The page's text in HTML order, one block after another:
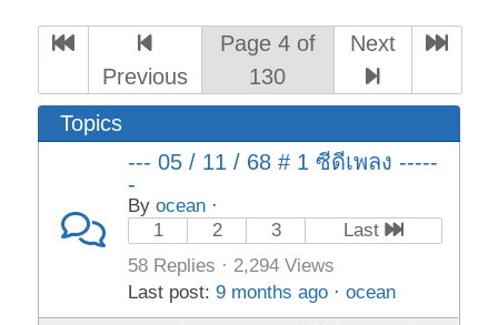
Previous
Page 4 of
130
Next
Topics
--- 05 / 11 / 68 # 1 ซีดีเพลง -----
-
Byocean ·
1
2 3
Last
58 Replies · 2,294 Views
Last post:9 months ago ·ocean